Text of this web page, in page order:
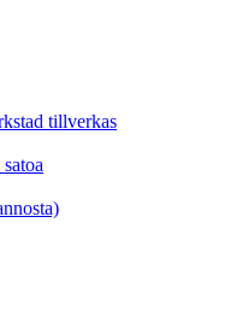
tillverkas